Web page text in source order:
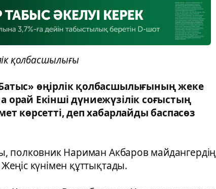
қолбасшылығы
өңірлік қолбасшылығының жеке
Екінші дүниежүзілік соғыстың
көрсетті, деп хабарлайды баспасөз
полковник Нариман Акбаров майдангердің
күнімен құттықтады.